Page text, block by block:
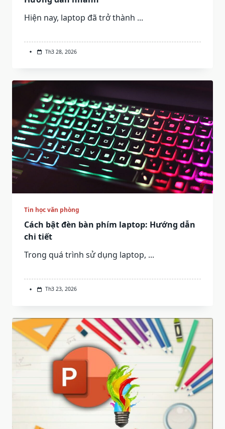
Hiện nay, laptop đã trở thành ...
Th3 28, 2026
Tin học văn phòng
Cách bật đèn bàn phím laptop: Hướng dẫn
chi tiết
Trong quá trình sử dụng laptop, ...
Th3 23, 2026